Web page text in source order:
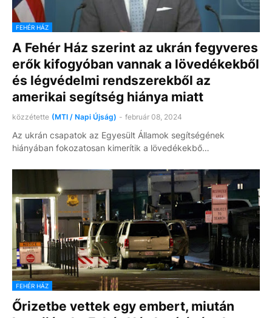
FEHÉR HÁZ
A Fehér Ház szerint az ukrán fegyveres
erők kifogyóban vannak a lövedékekből
és légvédelmi rendszerekből az
amerikai segítség hiánya miatt
közzétette (MTI / Napi Újság) - február 08, 2024
Az ukrán csapatok az Egyesült Államok segítségének
hiányában fokozatosan kimerítik a lövedékekbő…
FEHÉR HÁZ
Őrizetbe vettek egy embert, miután